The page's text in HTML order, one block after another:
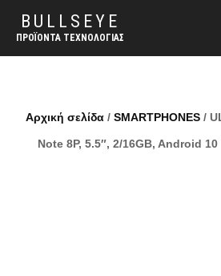
BULLSEYE
ΠΡΟΪΌΝΤΑ ΤΕΧΝΟΛΟΓΊΑΣ
Αρχική σελίδα / SMARTPHONES /
Note 8P, 5.5″, 2/16GB, Android